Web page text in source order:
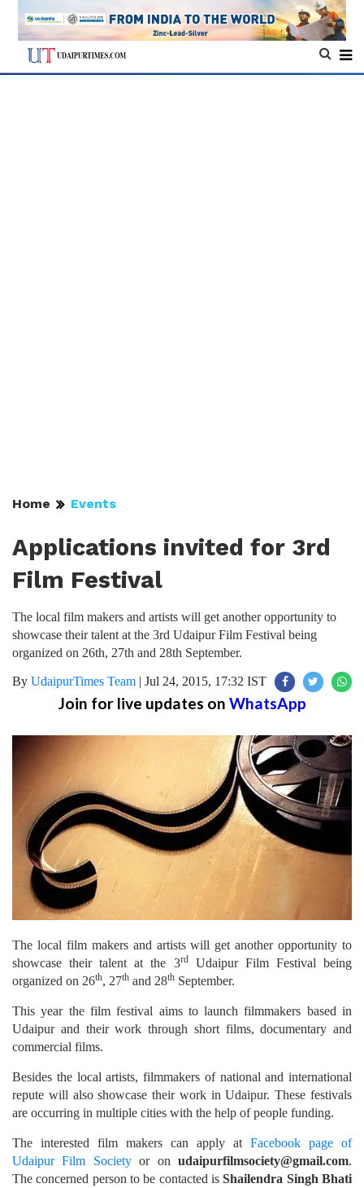
Home Events
Applications invited for 3rd
Film Festival
The local film makers and artists will get another opportunity to
showcase their talent at the 3rd Udaipur Film Festival being
organized on 26th, 27th and 28th September.
By UdaipurTimes Team | Jul 24, 2015, 17:32 IST
Join for live updates on WhatsApp
The local film makers and artists will get another opportunity to
showcase their talent at the 3rdUdaipur Film Festival being
organized on 26th, 27th and 28th September.
This year the film festival aims to launch filmmakers based in
Udaipur and their work through short films, documentary and
commercial films.
Besides the local artists, filmmakers of national and international
repute will also showcase their work in Udaipur. These festivals
are occurring in multiple cities with the help of people funding.
The interested film makers can apply at Facebook page of
Udaipur Film Societyor onudaipurfilmsociety@gmail.com.
The concerned person to be contacted isShailendra Singh Bhati